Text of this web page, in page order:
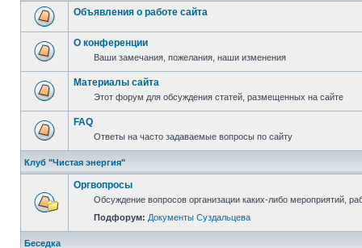
Объявления о работе сайта
О конференции
Ваши замечания, пожелания, наши изменения
Материалы сайта
Этот форум для обсуждения статей, размещенных на сайте
FAQ
Ответы на часто задаваемые вопросы по сайту
Клуб "Чистая энергия"
Оргвопросы
Обсуждение вопросов организации каких-либо мероприятий,
Подфорум: Документы Суздальцева
Беседка